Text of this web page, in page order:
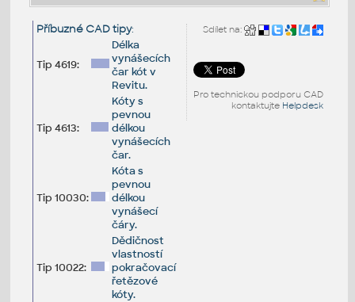
Sdílet na:
Pro technickou podporu CAD
kontaktujte Helpdesk
Příbuzné CAD tipy:
Tip 4619:
Délka
vynášecích
čar kót v
Revitu.
Tip 4613:
Kóty s
pevnou
délkou
vynášecích
čar.
Tip 10030:
Kóta s
pevnou
délkou
vynášecí
čáry.
Tip 10022:
Dědičnost
vlastností
pokračovací
řetězové
kóty.